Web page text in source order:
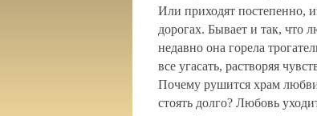
Или приходят постепенно,
дорогах. Бывает и так, что
недавно она горела
все угасать, растворяя
Почему рушится храм
стоять долго? Любовь